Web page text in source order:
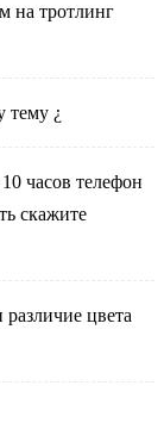
на тротлинг
тему ¿
часов телефон
скажите
цвета